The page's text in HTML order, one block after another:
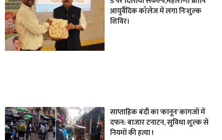
आयुर्वैदिक कॉलेज में लगा निःशुल्क
शिविर।
साप्ताहिक बंदी का ‘कानून’ कागजों में
दफन: बाजार टनाटन, सुविधा शुल्क से
नियमों की हत्या !